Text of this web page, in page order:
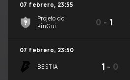
07 febrero, 23:55
Projeto do
KinGui
0 - 1
07 febrero, 23:50
BESTIA 1 - 0